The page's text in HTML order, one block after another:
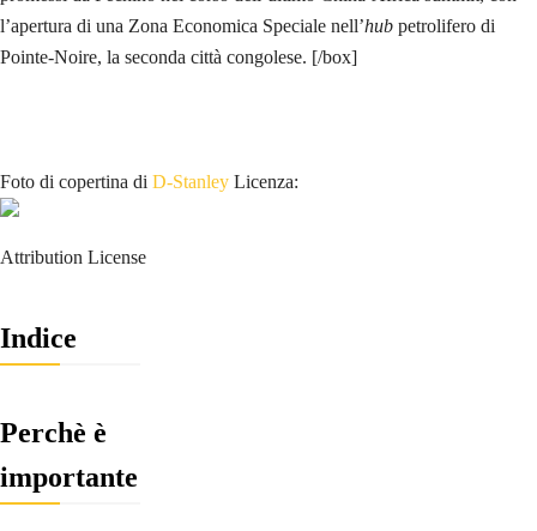
l’apertura di una Zona Economica Speciale nell’hub petrolifero di
Pointe-Noire, la seconda città congolese. [/box]
Foto di copertina di D-Stanley Licenza:
Attribution License
Indice
Perchè è
importante